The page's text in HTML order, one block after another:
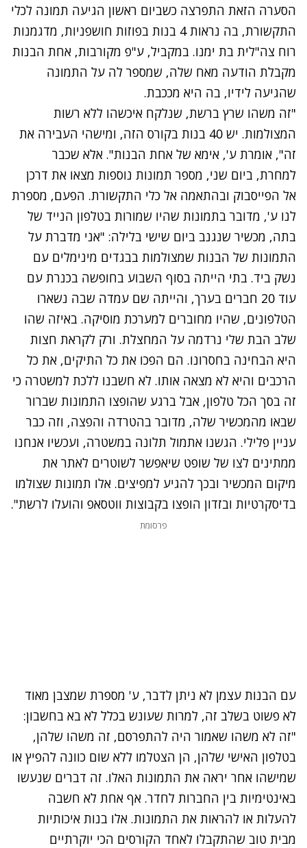
הסערה הזאת התפרצה כשביום ראשון הגיעה תמונה לכלי
התקשורת, בה נראות 4 בנות בפוזות חושפניות, מדגמנות
רוח צה"לית בת ימנו. במקביל, ע"פ מקורבות, אחת הבנות
מקבלת הודעה מאח שלה, שמספר לה על התמונה
שהגיעה לידיו, בה היא מככבת.
"זה משהו שרץ ברשת, שנלקח איכשהו ללא רשות
המצולמות. יש 40 בנות בקורס הזה, ומישהי העבירה את
זה", אומרת ע', אימא של אחת הבנות". אלא שכבר
למחרת, ביום שני, מספר תמונות נוספות מצאו את דרכן
אל הפייסבוק ובהתאמה אל כלי התקשורת. הפעם, מספרת
לנו ע', מדובר בתמונות שהיו שמורות בטלפון הנייד של
בתה, מכשיר שנגנב ביום שישי בלילה: "אני מדברת על
התמונות של הבנות שמצולמות בבגדים מינימלים עם
נשק ביד. בתי הייתה בסוף השבוע בחופשה בכנרת עם
עוד 20 חברים בערך, והייתה שם עמדה שבה נשארו
הטלפונים, שהיו מחוברים למערכת מוסיקה. באיזה שהו
שלב הבת שלי נרדמה על המחצלת. ורק לקראת חצות
היא הבחינה בחסרונו. הם הפכו את כל התיקים, את כל
הרכבים והיא לא מצאה אותו. לא חשבנו ללכת למשטרה כי
זה בסך הכל טלפון, אבל ברגע שהופצו התמונות שברור
שבאו מהמכשיר שלה, מדובר בהטרדה והפצה, וזה כבר
עניין פלילי. הגשנו אתמול תלונה במשטרה, ועכשיו אנחנו
ממתינים לצו של שופט שיאפשר לשוטרים לאתר את
מיקום המכשיר ובכך להגיע למפיצים. אלו תמונות שצולמו
בדיסקרטיות ובזדון הופצו בקבוצות ווטסאפ והועלו לרשת".
פרסומת
עם הבנות עצמן לא ניתן לדבר, ע' מספרת שמצבן מאוד
לא פשוט בשלב זה, למרות שעונש בכלל לא בא בחשבון:
"זה לא משהו שאמור היה להתפרסם, זה משהו שלהן,
בטלפון האישי שלהן, הן הצטלמו ללא שום כוונה להפיץ או
שמישהו אחר יראה את התמונות האלו. זה דברים שנעשו
באינטימיות בין החברות לחדר. אף אחת לא חשבה
להעלות או להראות את התמונות. אלו בנות איכותיות
מבית טוב שהתקבלו לאחד הקורסים הכי יוקרתיים